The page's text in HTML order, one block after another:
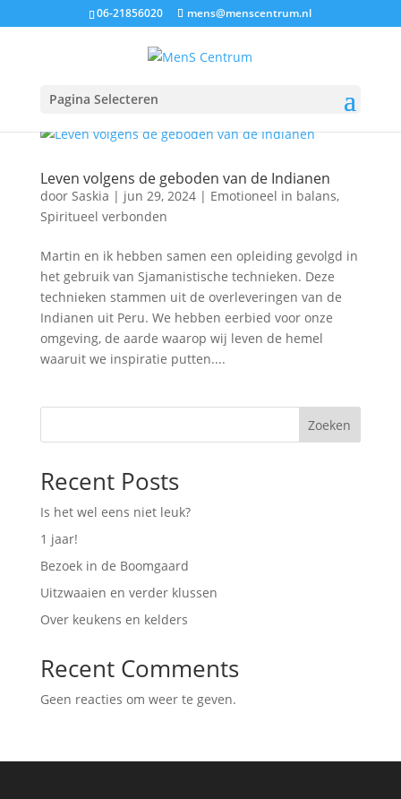
06-21856020 mens@menscentrum.nl
Pagina Selecteren
Leven volgens de geboden van de Indianen
door Saskia | jun 29, 2024| Emotioneel in balans,
Spiritueel verbonden
Martin en ik hebben samen een opleiding gevolgd in
het gebruik van Sjamanistische technieken. Deze
technieken stammen uit de overleveringen van de
Indianen uit Peru. We hebben eerbied voor onze
omgeving, de aarde waarop wij leven de hemel
waaruit we inspiratie putten....
Zoeken
Recent Posts
Is het wel eens niet leuk?
1 jaar!
Bezoek in de Boomgaard
Uitzwaaien en verder klussen
Over keukens en kelders
Recent Comments
Geen reacties om weer te geven.